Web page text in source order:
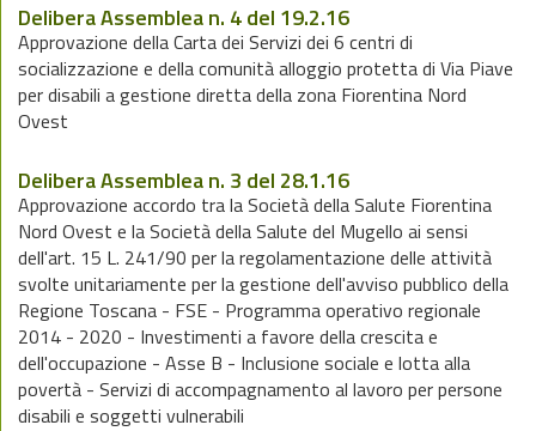
Delibera Assemblea n. 4 del 19.2.16
Approvazione della Carta dei Servizi dei 6 centri di
socializzazione e della comunità alloggio protetta di Via Piave
per disabili a gestione diretta della zona Fiorentina Nord
Ovest
Delibera Assemblea n. 3 del 28.1.16
Approvazione accordo tra la Società della Salute Fiorentina
Nord Ovest e la Società della Salute del Mugello ai sensi
dell'art. 15 L. 241/90 per la regolamentazione delle attività
svolte unitariamente per la gestione dell'avviso pubblico della
Regione Toscana - FSE - Programma operativo regionale
2014 - 2020 - Investimenti a favore della crescita e
dell'occupazione - Asse B - Inclusione sociale e lotta alla
povertà - Servizi di accompagnamento al lavoro per persone
disabili e soggetti vulnerabili